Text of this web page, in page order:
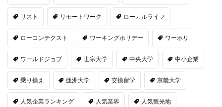
リスト リモートワーク ローカルライフ
ローコンテクスト ワーキングホリデー ワーホリ
ワールドジョブ 世宗大学 中央大学 中小企業
乗り換え 亜洲大学 交換留学 京畿大学
人気企業ランキング 人気業界 人気観光地